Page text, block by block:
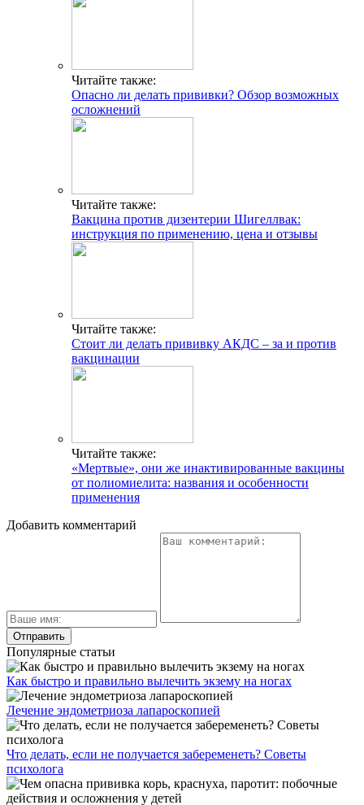
Читайте также:
Опасно ли делать прививки? Обзор возможных
осложнений
Читайте также:
Вакцина против дизентерии Шигеллвак:
инструкция по применению, цена и отзывы
Читайте также:
Стоит ли делать прививку АКДС – за и против
вакцинации
Читайте также:
«Мертвые», они же инактивированные вакцины
от полиомиелита: названия и особенности
применения
Добавить комментарий
Популярные статьи
Как быстро и правильно вылечить экзему на ногах
Лечение эндометриоза лапароскопией
Что делать, если не получается забеременеть? Советы
психолога